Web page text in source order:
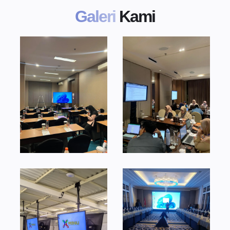
Galeri Kami